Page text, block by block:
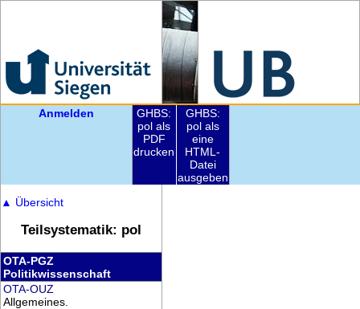
Anmelden
GHBS:
pol als
PDF
drucken
GHBS:
pol als
eine
HTML-
Datei
ausgeben
▲ Übersicht
Teilsystematik: pol
OTA-PGZ
Politikwissenschaft
OTA-OUZ
Allgemeines.